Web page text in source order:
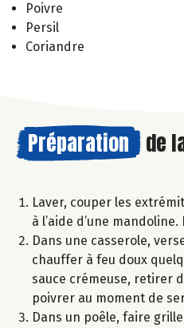
Poivre
Persil
Coriandre
Préparation de
Laver, couper les
à l’aide d’une
Dans une casserole,
chauffer à feu doux
sauce crémeuse, retirer
poivrer au moment de
Dans un poêle, faire